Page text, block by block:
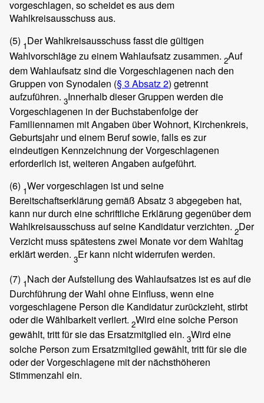
vorgeschlagen, so scheidet es aus dem
Wahlkreisausschuss aus.
(5) 1Der Wahlkreisausschuss fasst die gültigen
Wahlvorschläge zu einem Wahlaufsatz zusammen. 2Auf
dem Wahlaufsatz sind die Vorgeschlagenen nach den
Gruppen von Synodalen (§ 3 Absatz 2) getrennt
aufzuführen. 3Innerhalb dieser Gruppen werden die
Vorgeschlagenen in der Buchstabenfolge der
Familiennamen mit Angaben über Wohnort, Kirchenkreis,
Geburtsjahr und einem Beruf sowie, falls es zur
eindeutigen Kennzeichnung der Vorgeschlagenen
erforderlich ist, weiteren Angaben aufgeführt.
(6) 1Wer vorgeschlagen ist und seine
Bereitschaftserklärung gemäß Absatz 3 abgegeben hat,
kann nur durch eine schriftliche Erklärung gegenüber dem
Wahlkreisausschuss auf seine Kandidatur verzichten. 2Der
Verzicht muss spätestens zwei Monate vor dem Wahltag
erklärt werden. 3Er kann nicht widerrufen werden.
(7) 1Nach der Aufstellung des Wahlaufsatzes ist es auf die
Durchführung der Wahl ohne Einfluss, wenn eine
vorgeschlagene Person die Kandidatur zurückzieht, stirbt
oder die Wählbarkeit verliert. 2Wird eine solche Person
gewählt, tritt für sie das Ersatzmitglied ein. 3Wird eine
solche Person zum Ersatzmitglied gewählt, tritt für sie die
oder der Vorgeschlagene mit der nächsthöheren
Stimmenzahl ein.